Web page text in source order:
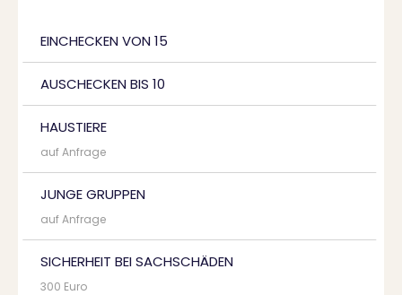
EINCHECKEN VON 15
AUSCHECKEN BIS 10
HAUSTIERE
auf Anfrage
JUNGE GRUPPEN
auf Anfrage
SICHERHEIT BEI SACHSCHÄDEN
300 Euro